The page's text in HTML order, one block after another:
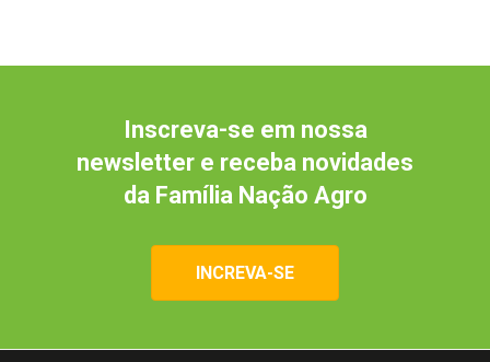
Inscreva-se em nossa
newsletter e receba novidades
da Família Nação Agro
INCREVA-SE